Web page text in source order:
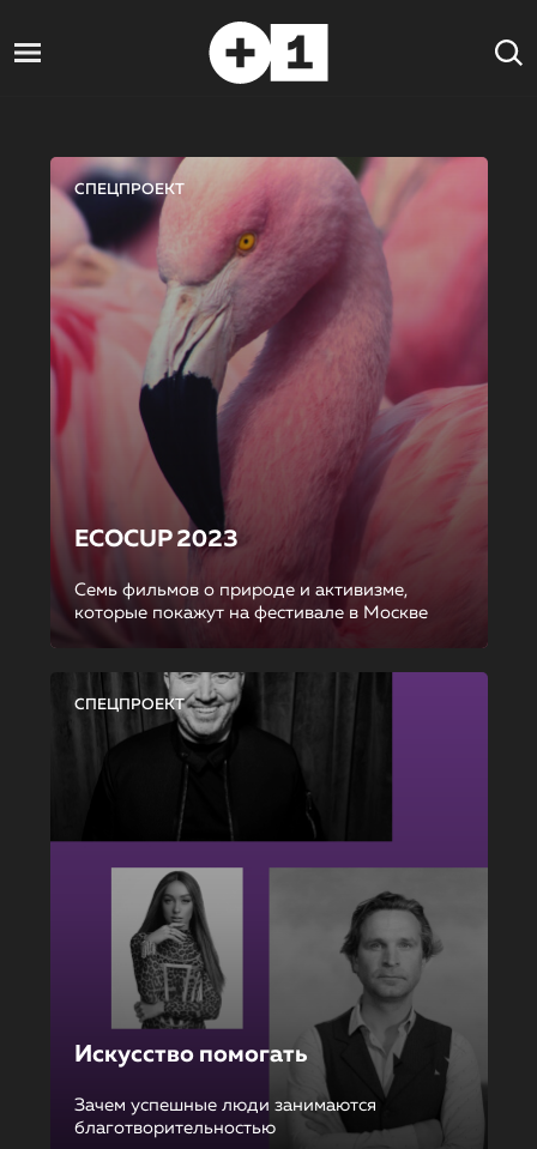
СПЕЦПРОЕКТ
ECOCUP 2023
Семь фильмов о природе и активизме,
которые покажут на фестивале в Москве
СПЕЦПРОЕКТ
Искусство помогать
Зачем успешные люди занимаются
благотворительностью